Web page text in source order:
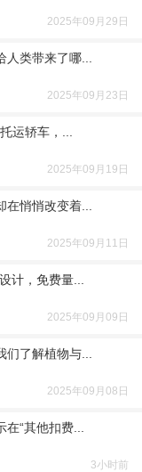
2025年09月29日
类带来了哪...
2025年09月23日
运轿车，...
2025年09月19日
悄悄改变着...
2025年09月11日
计，免费量...
2025年09月09日
了解植物与...
2025年09月08日
“其他扣费...
3小时前